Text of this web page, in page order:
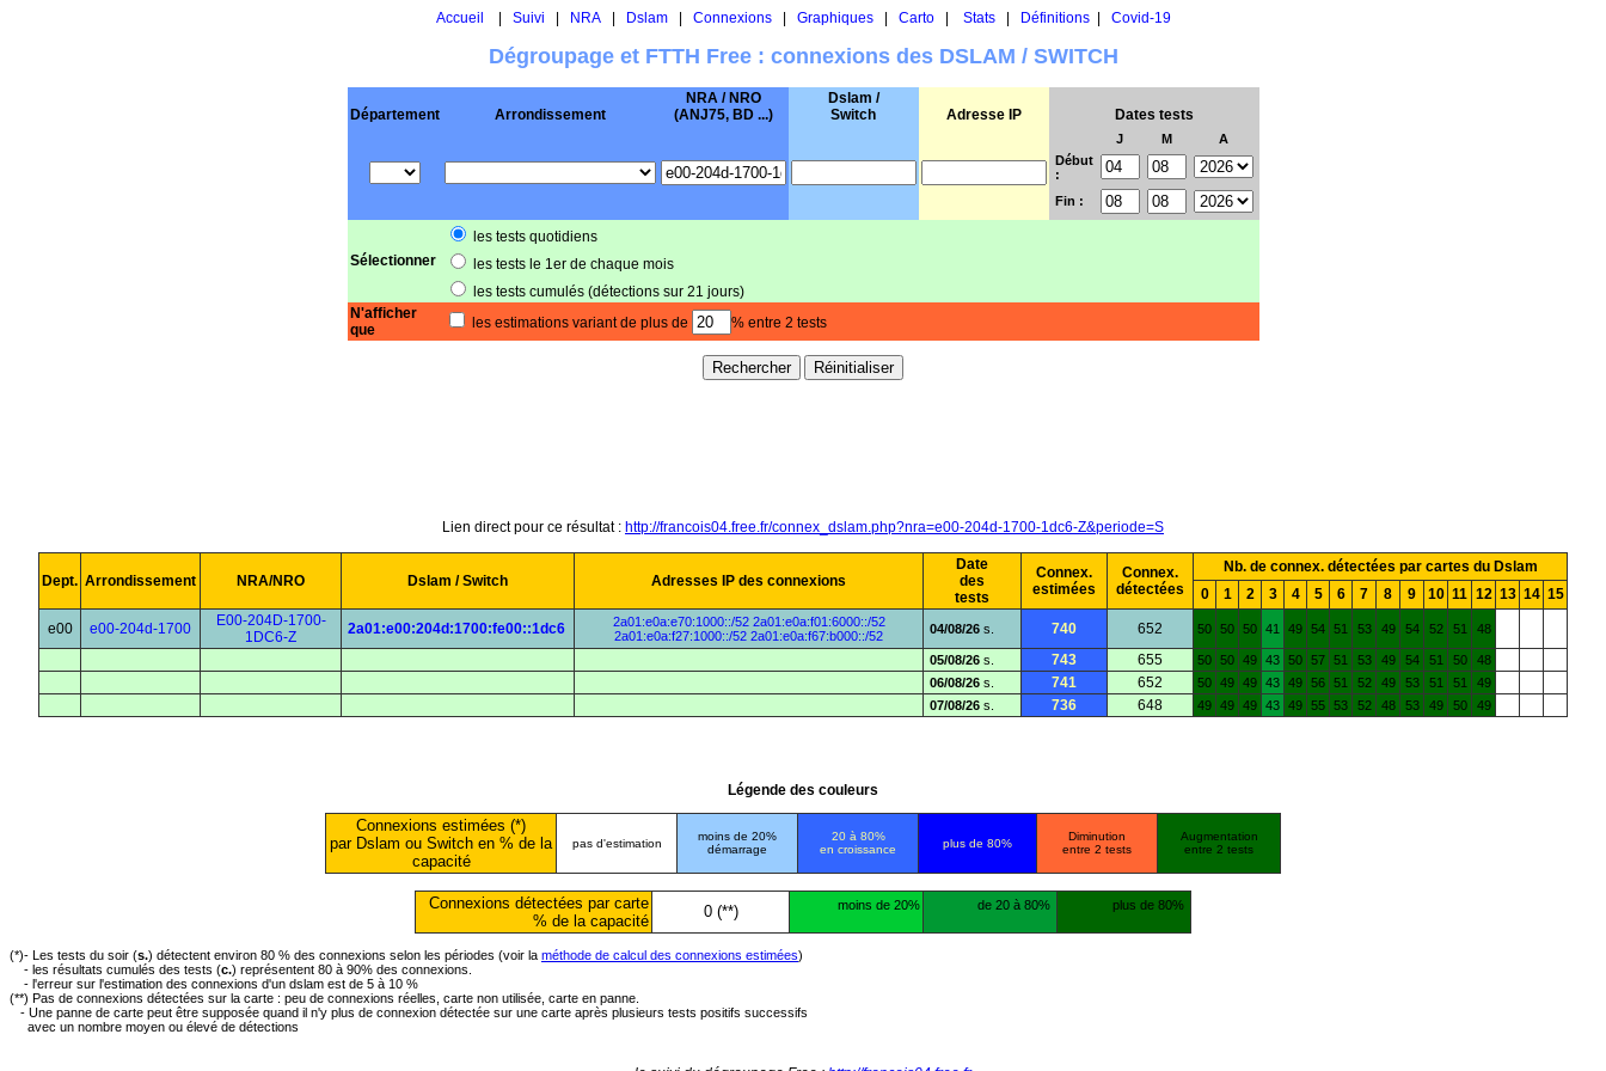
Accueil Suivi NRA| Dslam| Connexions| Graphiques| Carto| Stats| Définitions| Covid-19
Dégroupage et FTTH Free : connexions des DSLAM / SWITCH
Département Arrondissement
NRA / NRO
(ANJ75, BD ...)
Dslam /
Switch
Adresse IP Dates tests
J M
A
Début
:
Fin :
Sélectionner
les tests quotidiens
les tests le 1er de chaque mois
les tests cumulés (détections sur 21 jours)
N'afficher
que
les estimations variant de plus de % entre 2 tests
Lien direct pour ce résultat : http://francois04.free.fr/connex_dslam.php?nra=e00-204d-1700-1dc6-Z&periode=S
Dept. Arrondissement NRA/NRO Dslam / Switch Adresses IP des connexions
Date
des
tests
Connex.
estimées
Connex.
détectées
Nb. de connex. détectées par cartes du Dslam
0
1 2 3 4 5 6 7 8 9 10 11 12 13 14 15
e00 e00-204d-1700
E00-204D-1700-
1DC6-Z
2a01:e00:204d:1700:fe00::1dc6 2a01:e0a:e70:1000::/52 2a01:e0a:f01:6000::/52
2a01:e0a:f27:1000::/52 2a01:e0a:f67:b000::/52 04/08/26 s. 740 652 50 50 50 41 49 54 51 53 49 54 52 51 48
05/08/26 s. 743 655 50 50 49 43 50 57 51 53 49 54 51 50
48
06/08/26 s. 741 652 50 49 49 43 49 56 51 52 49 53 51 51
49
07/08/26 s. 736 648 49 49 49 43 49 55 53 52 48 53 49 50 49
Légende des couleurs
Connexions estimées (*)
par Dslam ou Switch en % de la
capacité
pas d'estimation
moins de 20%
démarrage
20 à 80%
en croissance
plus de 80%
Diminution
entre 2 tests
Augmentation
entre 2 tests
Connexions détectées par carte
% de la capacité
0 (**) moins de 20% de 20 à 80% plus de 80%
(*)- Les tests du soir (s.) détectent environ 80 % des connexions selon les périodes (voir la méthode de calcul des connexions estimées)
- les résultats cumulés des tests (c.) représentent 80 à 90% des connexions.
- l'erreur sur l'estimation des connexions d'un dslam est de 5 à 10 %
(**) Pas de connexions détectées sur la carte : peu de connexions réelles, carte non utilisée, carte en panne.
- Une panne de carte peut être supposée quand il n'y plus de connexion détectée sur une carte après plusieurs tests positifs successifs
avec un nombre moyen ou élevé de détections